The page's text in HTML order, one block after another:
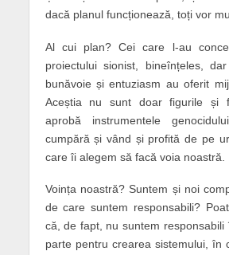
dacă planul funcționează, toți vor
Al cui plan? Cei care l-au
proiectului sionist, bineînțeles,
bunăvoie și entuziasm au oferit
Aceștia nu sunt doar figurile și
aprobă instrumentele
cumpără și vând și profită de pe
care îi alegem să facă voia noastră.
Voința noastră? Suntem și noi
de care suntem responsabili?
că, de fapt, nu suntem
parte pentru crearea sistemului, în